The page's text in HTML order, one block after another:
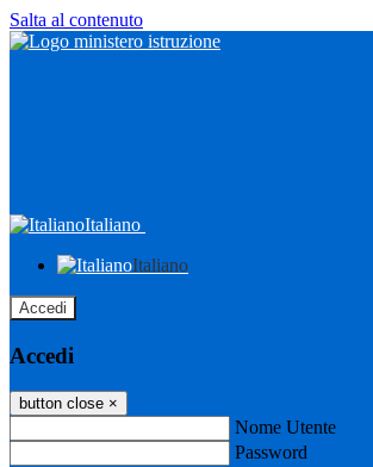
Salta al contenuto
Italiano
Italiano
Accedi
Accedi
button close ×
Nome Utente
Password